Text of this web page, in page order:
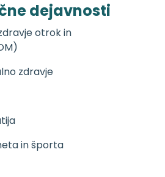
dejavnosti
otrok in
zdravje
in športa